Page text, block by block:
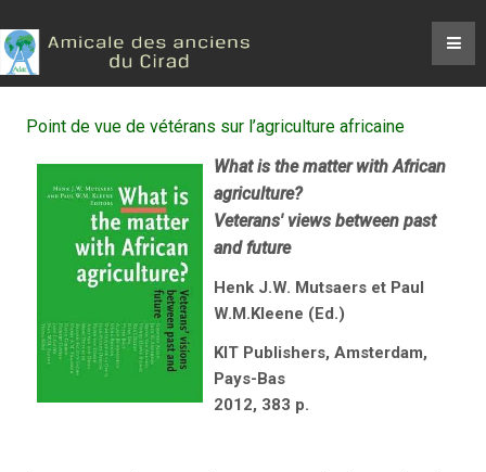
Point de vue de vétérans sur l’agriculture africaine
What is the matter with African
agriculture?
Veterans' views between past
and future
Henk J.W. Mutsaers et Paul
W.M.Kleene (Ed.)
KIT Publishers, Amsterdam,
Pays-Bas
2012, 383 p.